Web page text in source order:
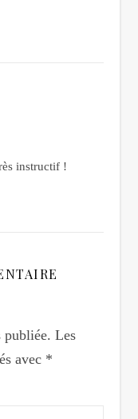
instructif !
publiée. Les
avec *